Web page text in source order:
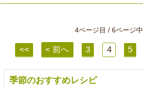
4ページ目 / 6ページ中
<< < 前へ 3 4 5
季節のおすすめレシピ